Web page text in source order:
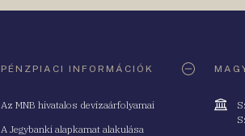
PÉNZPIACI INFORMÁCIÓK
Az MNB hivatalos devizaárfolyamai
A Jegybanki alapkamat alakulása
Cím